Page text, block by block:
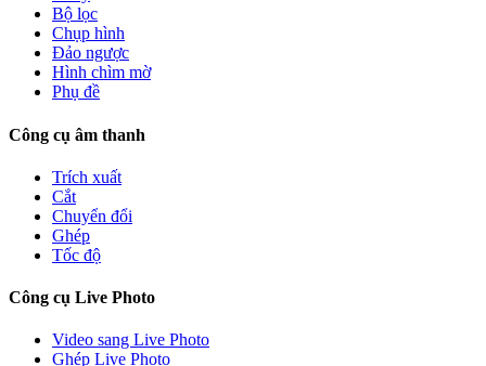
Bộ lọc
Chụp hình
Đảo ngược
Hình chìm mờ
Phụ đề
Công cụ âm thanh
Trích xuất
Cắt
Chuyển đổi
Ghép
Tốc độ
Công cụ Live Photo
Video sang Live Photo
Ghép Live Photo